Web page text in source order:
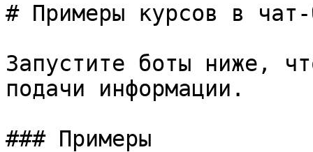
# Примеры курсов в
Запустите боты ниже,
подачи информации.
### Примеры